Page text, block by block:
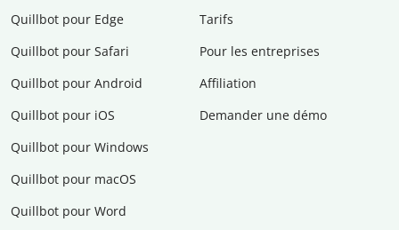
Quillbot pour Edge
Quillbot pour Safari
Quillbot pour Android
Quillbot pour iOS
Quillbot pour Windows
Quillbot pour macOS
Quillbot pour Word
Tarifs
Pour les entreprises
Affiliation
Demander une démo